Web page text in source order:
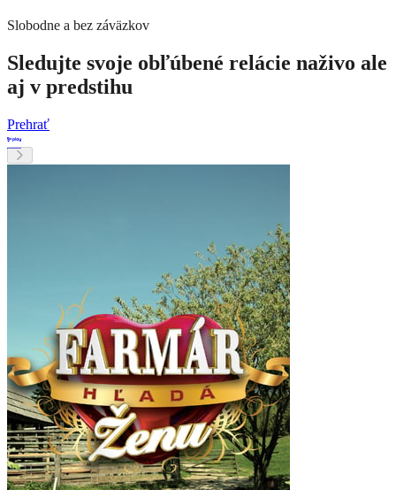
Slobodne a bez záväzkov
Sledujte svoje obľúbené relácie naživo ale
aj v predstihu
Prehrať